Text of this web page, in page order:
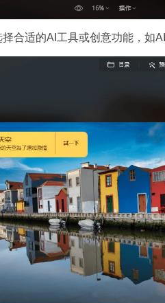
合适的AI工具或创意功能，如